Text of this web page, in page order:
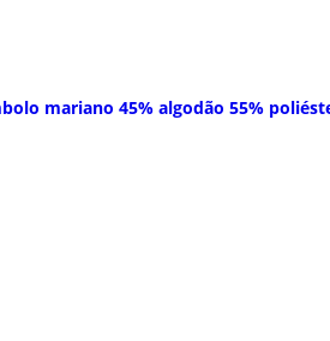
mariano 45% algodão 55%